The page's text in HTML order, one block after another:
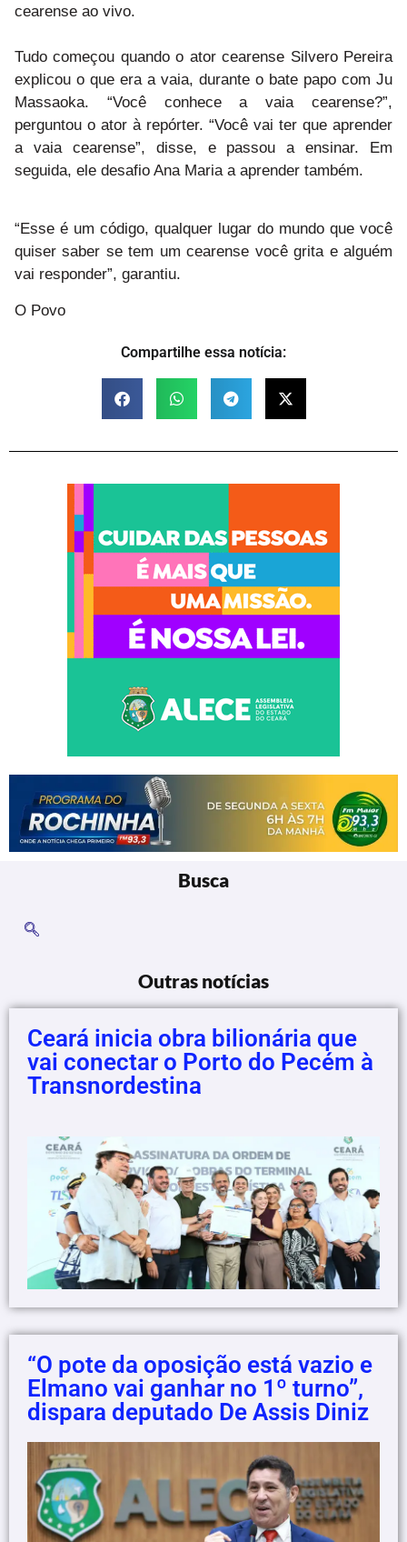
cearense ao vivo.
Tudo começou quando o ator cearense Silvero Pereira
explicou o que era a vaia, durante o bate papo com Ju
Massaoka. “Você conhece a vaia cearense?”,
perguntou o ator à repórter. “Você vai ter que aprender
a vaia cearense”, disse, e passou a ensinar. Em
seguida, ele desafio Ana Maria a aprender também.
“Esse é um código, qualquer lugar do mundo que você
quiser saber se tem um cearense você grita e alguém
vai responder”, garantiu.
O Povo
Compartilhe essa notícia:
Busca
Outras notícias
Ceará inicia obra bilionária que
vai conectar o Porto do Pecém à
Transnordestina
“O pote da oposição está vazio e
Elmano vai ganhar no 1º turno”,
dispara deputado De Assis Diniz